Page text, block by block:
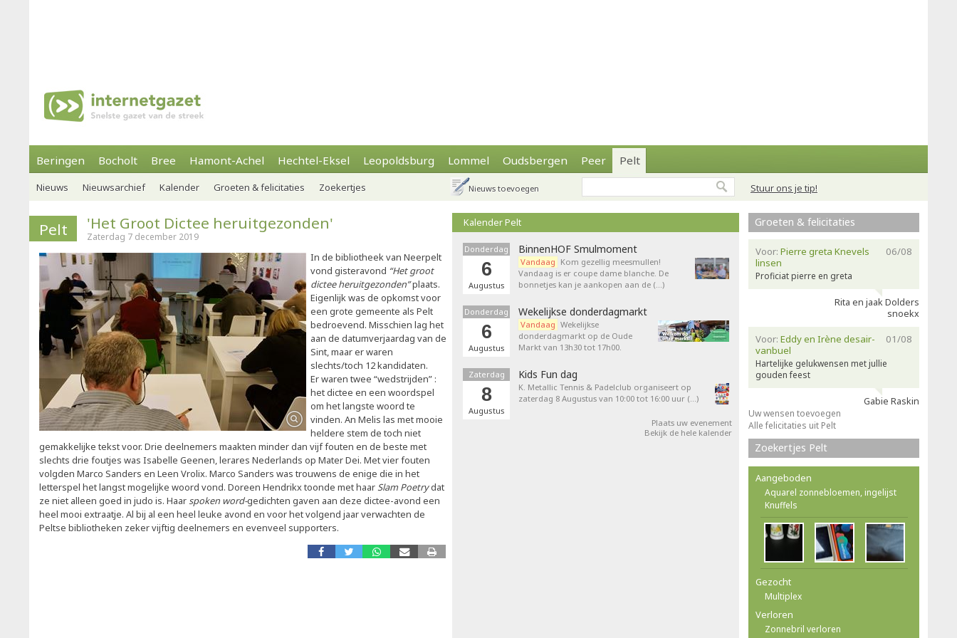
Beringen Bocholt Bree Hamont-Achel Hechtel-Eksel Leopoldsburg Lommel Oudsbergen Peer Pelt
Stuur ons je tip!
Nieuws Nieuwsarchief Kalender Groeten & felicitaties Zoekertjes Nieuws toevoegen
Pelt 'Het Groot Dictee heruitgezonden'
Zaterdag 7 december 2019
In de bibliotheek van Neerpelt
vond gisteravond “Het groot
dictee heruitgezonden”plaats.
Eigenlijk was de opkomst voor
een grote gemeente als Pelt
bedroevend. Misschien lag het
aan de datumverjaardag van de
Sint, maar er waren
slechts/toch 12 kandidaten.
Er waren twee “wedstrijden” :
het dictee en een woordspel
om het langste woord te
vinden. An Melis las met mooie
heldere stem de toch niet
gemakkelijke tekst voor. Drie deelnemers maakten minder dan vijf fouten en de beste met
slechts drie foutjes was Isabelle Geenen, lerares Nederlands op Mater Dei. Met vier fouten
volgden Marco Sanders en Leen Vrolix. Marco Sanders was trouwens de enige die in het
letterspel het langst mogelijke woord vond. Doreen Hendrikx toonde met haarSlam Poetrydat
ze niet alleen goed in judo is. Haarspoken word-gedichten gaven aan deze dictee-avond een
heel mooi extraatje. Al bij al een heel leuke avond en voor het volgend jaar verwachten de
Peltse bibliotheken zeker vijftig deelnemers en evenveel supporters.
Kalender Pelt
Donderdag
6
Augustus
BinnenHOF Smulmoment
Vandaag Kom gezellig meesmullen!
Vandaag is er coupe dame blanche. De
bonnetjes kan je aankopen aan de (…)
Donderdag
6
Augustus
Wekelijkse donderdagmarkt
Vandaag Wekelijkse
donderdagmarkt op de Oude
Markt van 13h30 tot 17h00.
Zaterdag
8
Augustus
Kids Fun dag
K. Metallic Tennis & Padelclub organiseert op
zaterdag 8 Augustus van 10:00 tot 16:00 uur (…)
Plaats uw evenement
Bekijk de hele kalender
Groeten & felicitaties
06/08
Voor: Pierre greta Knevels
linsen
Proficiat pierre en greta
Rita en jaak Dolders
snoekx
01/08
Voor: Eddy en Irène desair-
vanbuel
Hartelijke gelukwensen met jullie
gouden feest
Gabie Raskin
Uw wensen toevoegen
Alle felicitaties uit Pelt
Zoekertjes Pelt
Aangeboden
Aquarel zonnebloemen, ingelijst
Knuffels
Gezocht
Multiplex
Verloren
Zonnebril verloren